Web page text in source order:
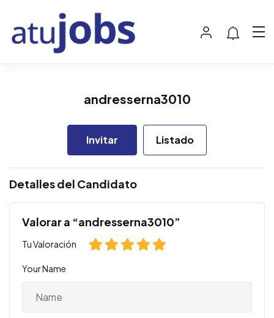
andresserna3010
Invitar Listado
Detalles del Candidato
Valorar a “andresserna3010”
Tu Valoración
Your Name